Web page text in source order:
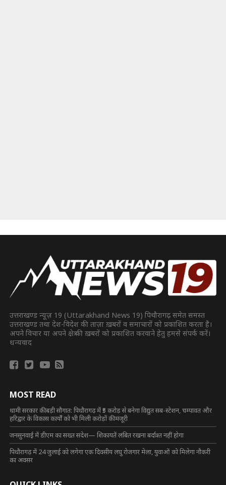
उत्तराखण्ड न्यूज़ 19 (Uttarakhand News 19) पिथौरागढ़ समेत समस्त
उत्तराखण्ड तथा देश-विदेश की ताज़ा ख़बरों व समाचारों को प्रकाशित करता है।
अपने विचार या अपने क्षेत्र की ख़बरों को प्रकाशित करवाने हेतु हमसे संपर्क करें।
धन्यवाद
MOST READ
धामी सरकार की बड़ी सौगात: पिथौरागढ़ में ₹5 करोड़ से बनेगा विद्युत सब-स्टेशन, चम्पावत और
हरिद्वार के विकास कार्यों को भी मिली करोड़ों की मंजूरी
जनसुनवाई में डीएम का सख्त संदेश— शिकायतें लंबित रखना बर्दाश्त नहीं होगा
पिथौरागढ़ में 24 जुलाई को लगेगा एक दिवसीय लघु रोजगार मेला, युवाओं को मिलेगा नौकरी
का अवसर